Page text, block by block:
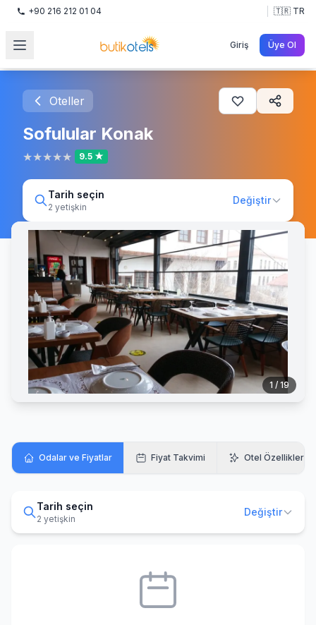
+90 216 212 01 04 🇹🇷 TR
Giriş Üye Ol
Oteller
Sofulular Konak
★★★★★ 9.5 ★
Tarih seçin
2 yetişkin
Değiştir
1 / 19
Odalar ve Fiyatlar Fiyat Takvimi Otel Özellikleri
Tarih seçin
2 yetişkin
Değiştir